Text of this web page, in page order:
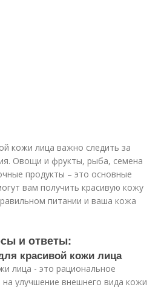
кожи лица важно следить за
Овощи и фрукты, рыба, семена
продукты – это основные
вам получить красивую кожу
питании и ваша кожа
и ответы:
красивой кожи лица
лица - это рациональное
улучшение внешнего вида кожи